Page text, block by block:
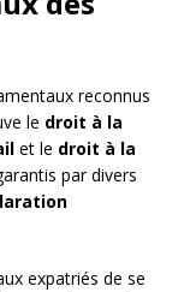
reconnus
le droit à la
et le droit à la
par divers
expatriés de se